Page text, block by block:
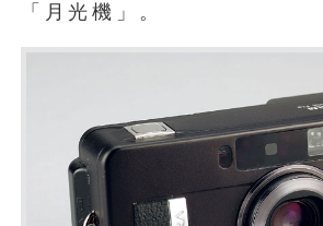
「月光機」。